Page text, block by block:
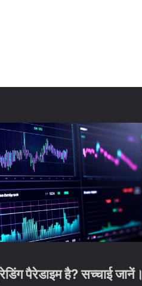
पैरेडाइम है? सच्चाई जानें।